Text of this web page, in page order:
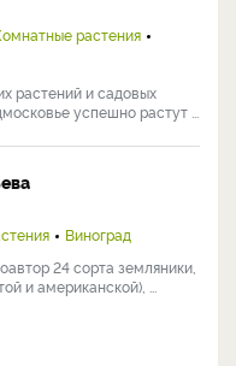
растения
растений и садовых
успешно растут ...
Виноград
24 сорта земляники,
и американской), ...